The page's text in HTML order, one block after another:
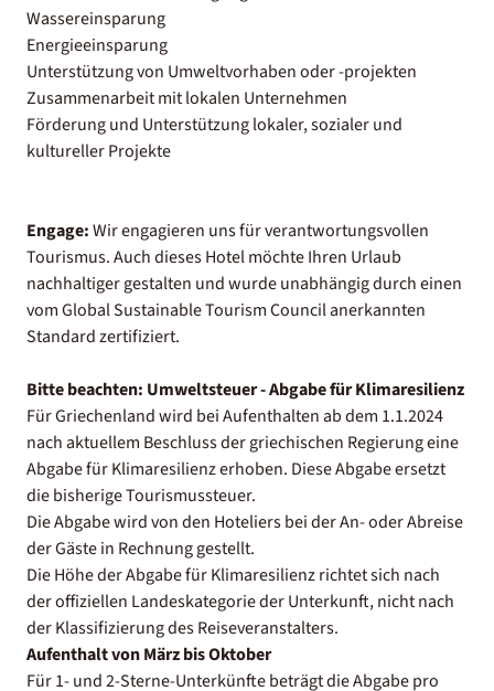
Wassereinsparung
Energieeinsparung
Unterstützung von Umweltvorhaben oder -projekten
Zusammenarbeit mit lokalen Unternehmen
Förderung und Unterstützung lokaler, sozialer und
kultureller Projekte
Engage:Wir engagieren uns für verantwortungsvollen
Tourismus. Auch dieses Hotel möchte Ihren Urlaub
nachhaltiger gestalten und wurde unabhängig durch einen
vom Global Sustainable Tourism Council anerkannten
Standard zertifiziert.
Bitte beachten: Umweltsteuer - Abgabe für Klimaresilienz
Für Griechenland wird bei Aufenthalten ab dem 1.1.2024
nach aktuellem Beschluss der griechischen Regierung eine
Abgabe für Klimaresilienz erhoben. Diese Abgabe ersetzt
die bisherige Tourismussteuer.
Die Abgabe wird von den Hoteliers bei der An- oder Abreise
der Gäste in Rechnung gestellt.
Die Höhe der Abgabe für Klimaresilienz richtet sich nach
der offiziellen Landeskategorie der Unterkunft, nicht nach
der Klassifizierung des Reiseveranstalters.
Aufenthalt von März bis Oktober
Für 1- und 2-Sterne-Unterkünfte beträgt die Abgabe pro